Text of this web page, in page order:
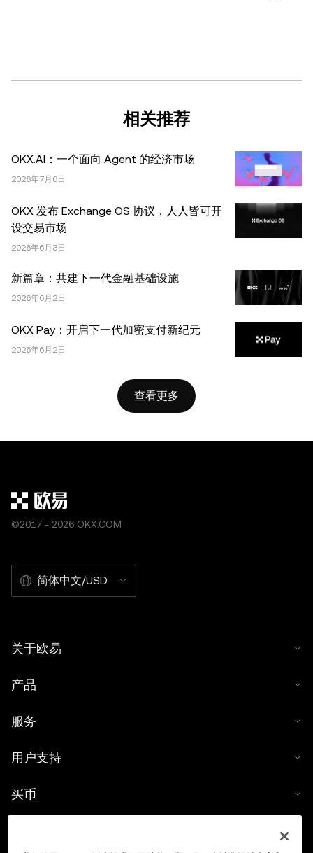
计信息，如果有) 仅供一般参考之用。尽管我们在准备这些
数据和图表时已采取了所有合理的谨慎措施，但对于此处表
OKX。本文可以全文复制或分发，也可以使用本文 100 字
或更少的摘录，前提是此类使用是非商业性的。整篇文章的
OKX，经许可使用。”允许的摘录必须引用文章名称并包含
出处，例如“文章名称，[作者姓名 (如适用)]，© 2025
OKX”。部分内容可能由人工智能（AI）工具生成或辅助生
相关推荐
OKX.AI：一个面向 Agent 的经济市场
2026年7月6日
OKX 发布 Exchange OS 协议，人人皆可开
设交易市场
2026年6月3日
新篇章：共建下一代金融基础设施
2026年6月2日
OKX Pay：开启下一代加密支付新纪元
2026年6月2日
查看更多
©2017 - 2026 OKX.COM
简体中文/USD
关于欧易
产品
服务
用户支持
买币